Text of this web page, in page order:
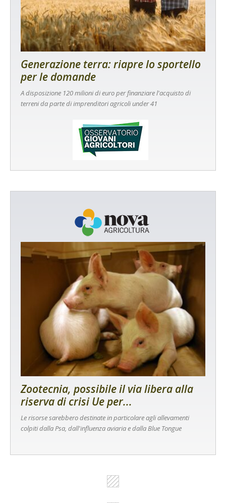
Generazione terra: riapre lo sportello
per le domande
A disposizione 120 milioni di euro per finanziare l'acquisto di
terreni da parte di imprenditori agricoli under 41
Zootecnia, possibile il via libera alla
riserva di crisi Ue per...
Le risorse sarebbero destinate in particolare agli allevamenti
colpiti dalla Psa, dall'influenza aviaria e dalla Blue Tongue